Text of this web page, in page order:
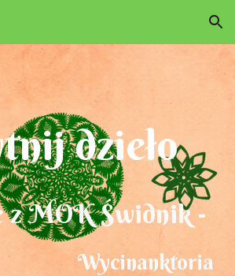
Skip to navigation
dzieło
z MOK Świdnik-
Wycinanktoria